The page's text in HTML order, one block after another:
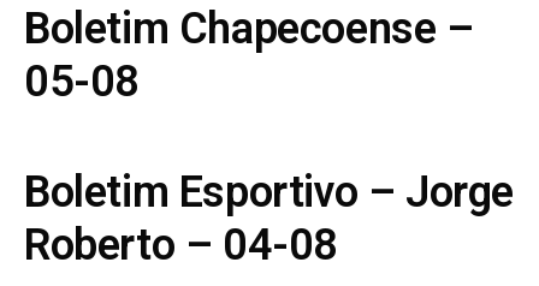
Boletim Chapecoense –
05-08
Boletim Esportivo – Jorge
Roberto – 04-08